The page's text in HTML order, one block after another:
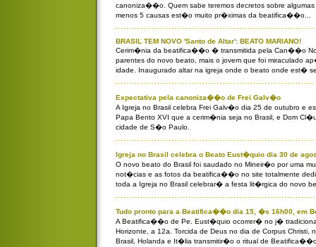
canoniza��o. Quem sabe teremos decretos sobre
menos 5 causas est�o muito pr�ximas da beatifica��o...
BRASIL TEM NOVO 'Santo de Altar': BEATO MARIANO!
Cerim�nia da beatifica��o � transmitida pela Can��o
parentes do novo beato, mais o jovem que foi miraculado
idade. Inaugurado altar na igreja onde o beato onde est�
Expectativa pela canoniza��o de Frei Galv�o
A Igreja no Brasil celebra Frei Galv�o dia 25 de outubro e
Papa Bento XVI que a cerim�nia seja no Brasil, e Dom
cidade de S�o Paulo.
Igreja no Brasil celebra o Beato Eust�quio dia 30 de
O novo beato do Brasil foi saudado no Mineir�o por uma
not�cias e as fotos da beatifica��o no site totalmente
toda a Igreja no Brasil celebrar� a festa lit�rgica do novo
Tudo pronto para a Beatifica��o dia 15, �s 16h00, em
A Beatifica��o de Pe. Eust�quio ocorrer� no j�
Horizonte, a 12a. Torcida de Deus no dia de Corpus
Brasil, Holanda e It�lia transmitir�o o ritual de